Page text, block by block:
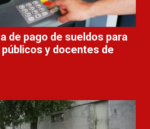
de pago de sueldos para
y docentes de